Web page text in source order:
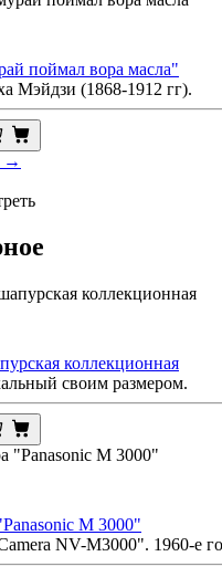
поймал вора масла"
Мэйдзи (1868-1912 гг).
→
коллекционная
своим размером.
M 3000"
NV-M3000". 1960-е